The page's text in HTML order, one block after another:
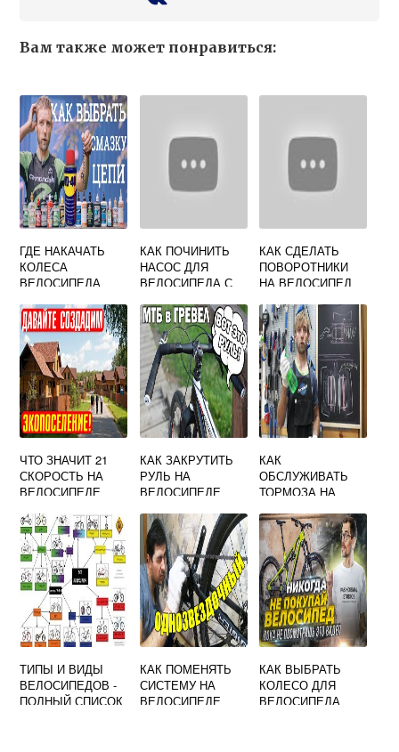
Вам также может понравиться:
ГДЕ НАКАЧАТЬ
КОЛЕСА
ВЕЛОСИПЕДА
КАК ПОЧИНИТЬ
НАСОС ДЛЯ
ВЕЛОСИПЕДА С
КАК СДЕЛАТЬ
ПОВОРОТНИКИ
НА ВЕЛОСИПЕД
ЧТО ЗНАЧИТ 21
СКОРОСТЬ НА
ВЕЛОСИПЕДЕ
КАК ЗАКРУТИТЬ
РУЛЬ НА
ВЕЛОСИПЕДЕ
БОЛТАЛСЯ
КАК
ОБСЛУЖИВАТЬ
ТОРМОЗА НА
ТИПЫ И ВИДЫ
ВЕЛОСИПЕДОВ -
ПОЛНЫЙ СПИСОК
КАК ПОМЕНЯТЬ
СИСТЕМУ НА
ВЕЛОСИПЕДЕ
КАК ВЫБРАТЬ
КОЛЕСО ДЛЯ
ВЕЛОСИПЕДА